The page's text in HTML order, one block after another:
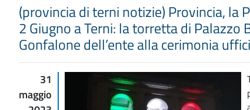
(provincia di terni notizie) Provincia, la
2 Giugno a Terni: la torretta di
Gonfalone dell’ente alla cerimonia
31
maggio